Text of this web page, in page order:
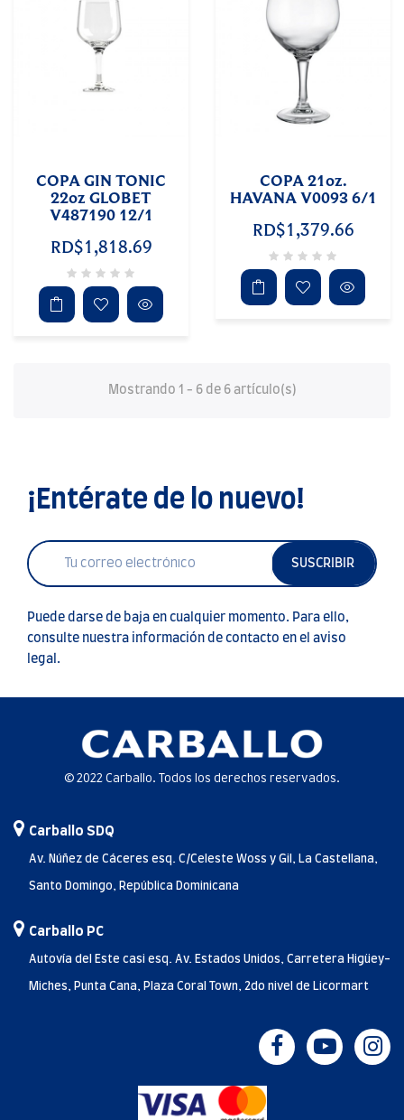
COPA GIN TONIC
22oz GLOBET
V487190 12/1
RD$1,818.69
COPA 21oz.
HAVANA V0093 6/1
RD$1,379.66
Mostrando 1 - 6 de 6 artículo(s)
¡Entérate de lo nuevo!
SUSCRIBIR
Puede darse de baja en cualquier momento. Para ello,
consulte nuestra información de contacto en el aviso
legal.
© 2022 Carballo. Todos los derechos reservados.
Carballo SDQ
Av. Núñez de Cáceres esq. C/Celeste Woss y Gil, La Castellana,
Santo Domingo, República Dominicana
Carballo PC
Autovía del Este casi esq. Av. Estados Unidos, Carretera Higüey-
Miches, Punta Cana, Plaza Coral Town, 2do nivel de Licormart